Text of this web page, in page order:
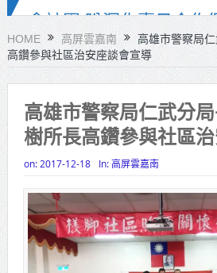
安：亮眼市政榮譽歸功
工研院推出「畜牧場
守護農場安全
竹市消防博物館1樓
市定古蹟體驗消防文化
導信 嚴防境外勢力介選
齊維繫公平選舉
HOME 高屏雲嘉南
高雄市警察局
高鑽參與社區治安座談會宣導
高雄市警察局仁武分
樹所長高鑽參與社區
on: 2017-12-18 In:高屏雲嘉南